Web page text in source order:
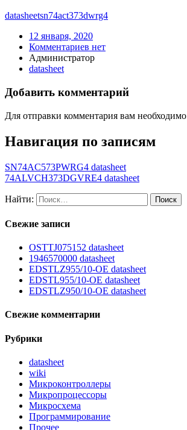
datasheetsn74act373dwrg4
12 января, 2020
Комментариев нет
Администратор
datasheet
Добавить комментарий
Для отправки комментария вам необходимо
Навигация по записям
SN74AC573PWRG4 datasheet
74ALVCH373DGVRE4 datasheet
Найти:
Свежие записи
OSTTJ075152 datasheet
1946570000 datasheet
EDSTLZ955/10-OE datasheet
EDSTL955/10-OE datasheet
EDSTLZ950/10-OE datasheet
Свежие комментарии
Рубрики
datasheet
wiki
Микроконтроллеры
Микропроцессоры
Микросхема
Программирование
Прочее